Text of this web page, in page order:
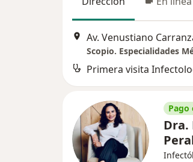
Scopio. Especialidades
Primera visita
Pago
Dra.